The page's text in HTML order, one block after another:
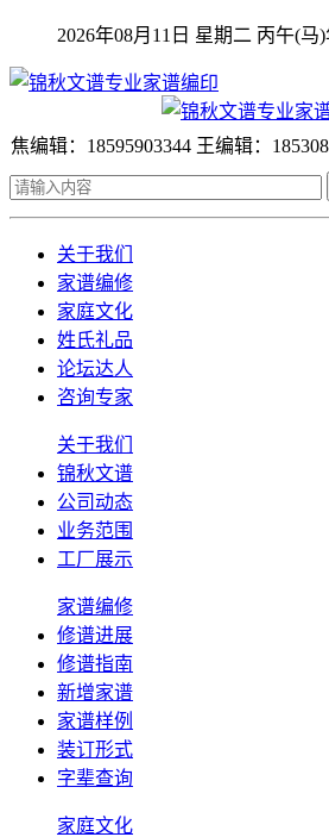
2026年08月11日 星期二 丙午(马
焦编辑：18595903344 王编辑：
关于我们
家谱编修
家庭文化
姓氏礼品
论坛达人
咨询专家
关于我们
锦秋文谱
公司动态
业务范围
工厂展示
家谱编修
修谱进展
修谱指南
新增家谱
家谱样例
装订形式
字辈查询
家庭文化